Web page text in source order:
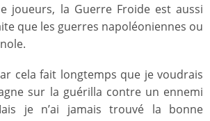
joueurs, la Guerre Froide est aussi
que les guerres napoléoniennes ou
cela fait longtemps que je voudrais
sur la guérilla contre un ennemi
je n’ai jamais trouvé la bonne